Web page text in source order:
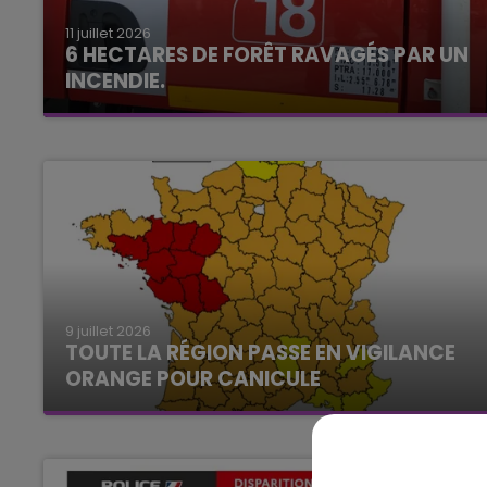
11h00 - 16h00
LE WEEK-END CHAMPAGNE FM
11 juillet 2026
6 HECTARES DE FORÊT RAVAGÉS PAR UN
INCENDIE.
9 juillet 2026
TOUTE LA RÉGION PASSE EN VIGILANCE
ORANGE POUR CANICULE